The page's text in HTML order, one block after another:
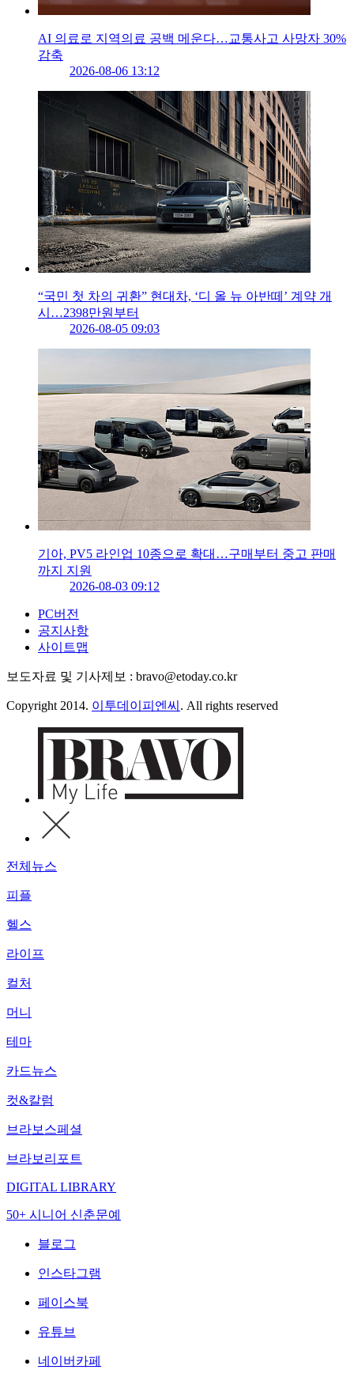
AI 의료로 지역의료 공백 메운다…교통사고 사망자 30%
감축
2026-08-06 13:12
“국민 첫 차의 귀환” 현대차, ‘디 올 뉴 아반떼’ 계약 개
시…2398만원부터
2026-08-05 09:03
기아, PV5 라인업 10종으로 확대…구매부터 중고 판매
까지 지원
2026-08-03 09:12
PC버전
공지사항
사이트맵
보도자료 및 기사제보 : bravo@etoday.co.kr
Copyright 2014. 이투데이피엔씨 . All rights reserved
전체뉴스
피플
헬스
라이프
컬처
머니
테마
카드뉴스
컷&칼럼
브라보스페셜
브라보리포트
DIGITAL LIBRARY
50+ 시니어 신춘문예
블로그
인스타그램
페이스북
유튜브
네이버카페